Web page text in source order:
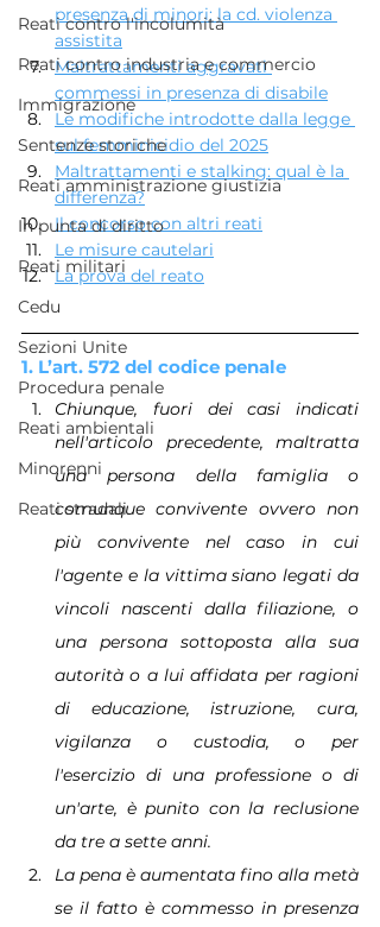
Reati contro l'incolumità
Reati contro industria e commercio
Immigrazione
Sentenze storiche
Reati amministrazione giustizia
In punta di diritto
Reati militari
Cedu
Sezioni Unite
Procedura penale
Reati ambientali
Minorenni
Reati stradali
presenza di minori: la cd. violenza
assistita
Maltrattamenti aggravati
commessi in presenza di disabile
Le modifiche introdotte dalla legge
sul femminicidio del 2025
Maltrattamenti e stalking: qual è la
differenza?
Il concorso con altri reati
Le misure cautelari
La prova del reato
1. L’art. 572 del codice penale
Chiunque, fuori dei casi indicati
nell'articolo precedente, maltratta
una persona della famiglia o
comunque convivente ovvero non
più convivente nel caso in cui
l'agente e la vittima siano legati da
vincoli nascenti dalla filiazione, o
una persona sottoposta alla sua
autorità o a lui affidata per ragioni
di educazione, istruzione, cura,
vigilanza o custodia, o per
l'esercizio di una professione o di
un'arte, è punito con la reclusione
da tre a sette anni.
La pena è aumentata fino alla metà
se il fatto è commesso in presenza